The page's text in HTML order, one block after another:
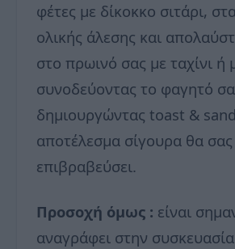
φέτες με δίκοκκο σιτάρι,
ολικής άλεσης και
στο πρωινό σας με ταχίνι ή
συνοδεύοντας το φαγητό
δημιουργώντας toast &
αποτέλεσμα σίγουρα θα σας
επιβραβεύσει.
Προσοχή όμως : είναι
αναγράφει στην